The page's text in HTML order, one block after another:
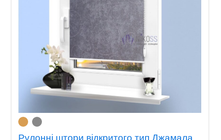
Рулонні штори відкритого тип Джамала